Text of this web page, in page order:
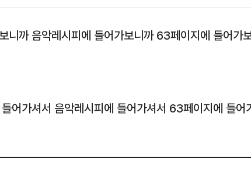
니까 음악레시피에 들어가보니까 63페이지에 들어
어가셔서 음악레시피에 들어가셔서 63페이지에 들